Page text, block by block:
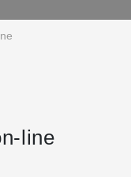
line